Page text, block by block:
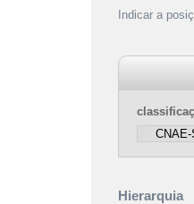
Indicar a
Hierarquia